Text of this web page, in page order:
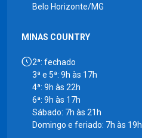
Belo Horizonte/MG
MINAS COUNTRY
2ª: fechado
3ª e 5ª: 9h às 17h
4ª: 9h às 22h
6ª: 9h às 17h
Sábado: 7h às 21h
Domingo e feriado: 7h às 19h